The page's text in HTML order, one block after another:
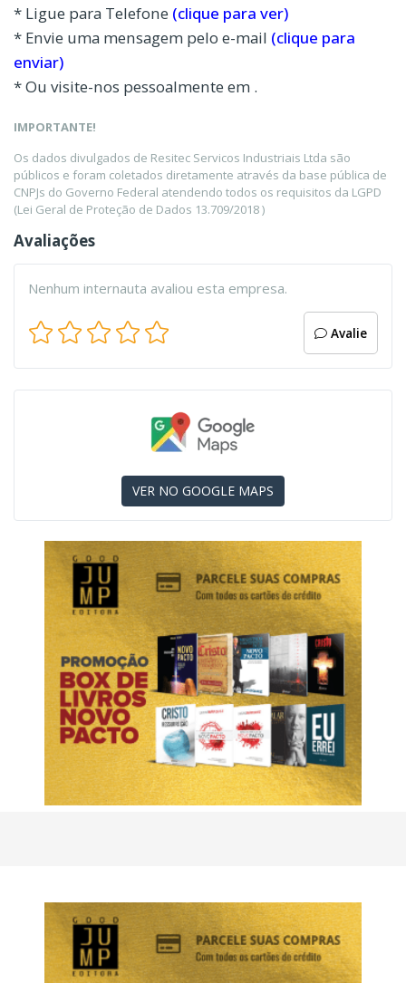
* Ligue para Telefone (clique para ver)
* Envie uma mensagem pelo e-mail (clique para
enviar)
* Ou visite-nos pessoalmente em .
IMPORTANTE!
Os dados divulgados de Resitec Servicos Industriais Ltda são
públicos e foram coletados diretamente através da base pública de
CNPJs do Governo Federal atendendo todos os requisitos da LGPD
(Lei Geral de Proteção de Dados 13.709/2018 )
Avaliações
Nenhum internauta avaliou esta empresa.
Avalie
VER NO GOOGLE MAPS